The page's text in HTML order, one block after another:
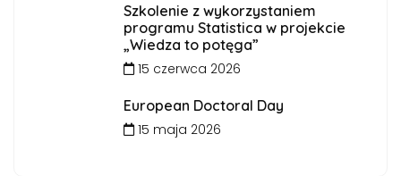
Szkolenie z wykorzystaniem
programu Statistica w projekcie
„Wiedza to potęga”
15 czerwca 2026
European Doctoral Day
15 maja 2026